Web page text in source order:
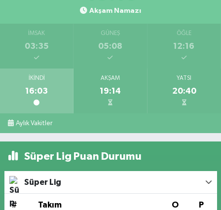
Akşam Namazı
İMSAK
03:35
GÜNEŞ
05:08
ÖĞLE
12:16
İKINDI
16:03
AKŞAM
19:14
YATSI
20:40
Aylık Vakitler
Süper Lig Puan Durumu
Süper Lig
# Takım O P